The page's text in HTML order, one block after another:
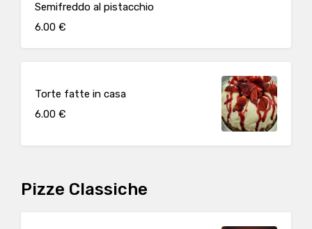
Semifreddo al pistacchio
6.00 €
Torte fatte in casa
6.00 €
Pizze Classiche